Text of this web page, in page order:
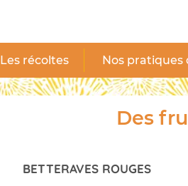
Les récoltes Nos pratiques
Des
BETTERAVES ROUGES